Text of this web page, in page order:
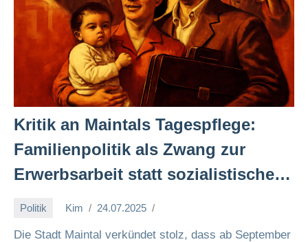
Kritik an Maintals Tagespflege:
Familienpolitik als Zwang zur
Erwerbsarbeit statt sozialistische
Politik Kim 24.07.2025
Die Stadt Maintal verkündet stolz, dass ab September